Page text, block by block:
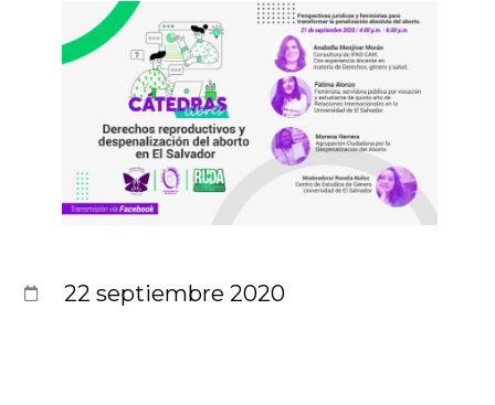
22 septiembre 2020